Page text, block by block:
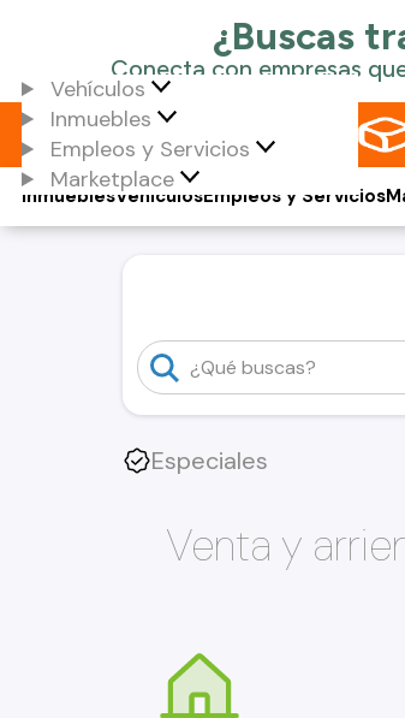
Vehículos
Inmuebles
Empleos y Servicios
Marketplace
Vehículos
Inmuebles Empleos y Servicios
Especiales
Venta y